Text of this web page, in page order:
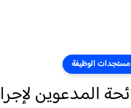
مستجدات الوظيفة